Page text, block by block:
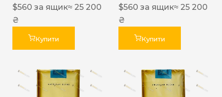
$560 за ящик≈ 25 200
₴
Купити
$560 за ящик≈ 25 200
₴
Купити